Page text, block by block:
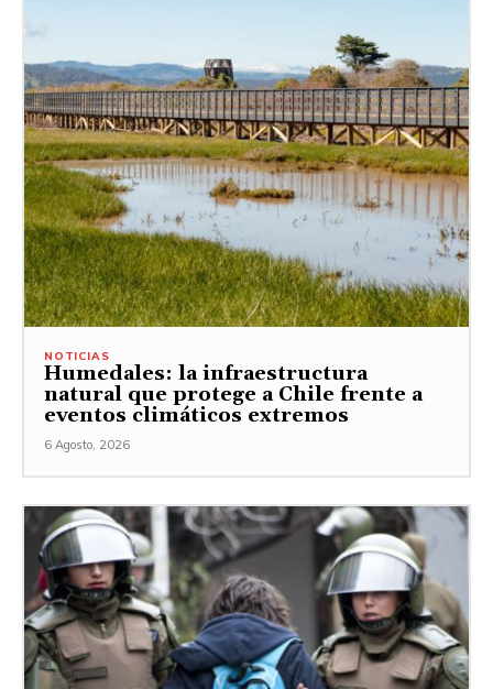
NOTICIAS
Humedales: la infraestructura
natural que protege a Chile frente a
eventos climáticos extremos
6 Agosto, 2026